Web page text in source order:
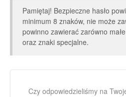
Pamiętaj! Bezpieczne hasło
minimum 8 znaków, nie może
powinno zawierać zarówno
oraz znaki specjalne.
Czy odpowiedzieliśmy na